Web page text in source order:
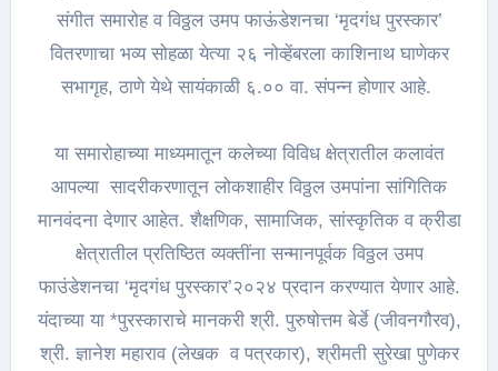
संगीत समारोह व विठ्ठल उमप फाऊंडेशनचा ‘मृदगंध पुरस्कार’
वितरणाचा भव्य सोहळा येत्या २६ नोव्हेंबरला काशिनाथ घाणेकर
सभागृह, ठाणे येथे सायंकाळी ६.०० वा. संपन्न होणार आहे.
या समारोहाच्या माध्यमातून कलेच्या विविध क्षेत्रातील कलावंत
आपल्या सादरीकरणातून लोकशाहीर विठ्ठल उमपांना सांगितिक
मानवंदना देणार आहेत. शैक्षणिक, सामाजिक, सांस्कृतिक व क्रीडा
क्षेत्रातील प्रतिष्ठित व्यक्तींना सन्मानपूर्वक विठ्ठल उमप
फाउंडेशनचा ‘मृदगंध पुरस्कार’२०२४ प्रदान करण्यात येणार आहे.
यंदाच्या या *पुरस्काराचे मानकरी श्री. पुरुषोत्तम बेर्डे (जीवनगौरव),
श्री. ज्ञानेश महाराव (लेखक व पत्रकार), श्रीमती सुरेखा पुणेकर